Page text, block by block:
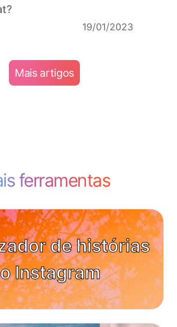
19/01/2023
Mais artigos
ferramentas
de histórias
Instagram